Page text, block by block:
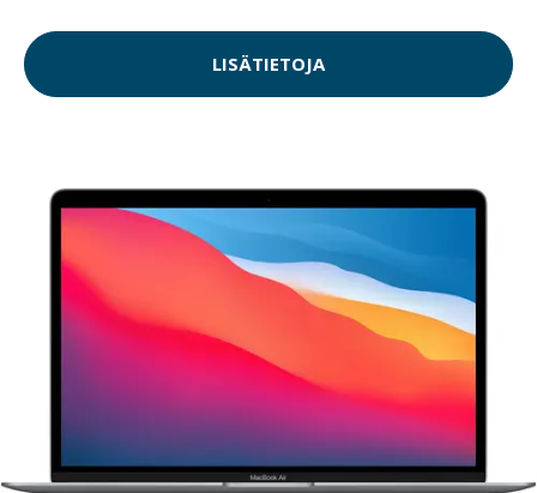
LISÄTIETOJA